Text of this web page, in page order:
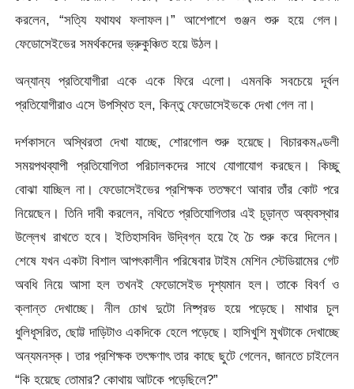
করলেন, “সত্যি যথাযথ ফলাফল।” আশেপাশে গুঞ্জন শুরু হয়ে গেল।
ফেডোসেইভের সমর্থকদের ভ্রুকুঞ্চিত হয়ে উঠল।
অন্যান্য প্রতিযোগীরা একে একে ফিরে এলো। এমনকি সবচেয়ে দূর্বল
প্রতিযোগীরাও এসে উপস্থিত হল, কিন্তু ফেডোসেইভকে দেখা গেল না।
দর্শকাসনে অস্থিরতা দেখা যাচ্ছে, শোরগোল শুরু হয়েছে। বিচারকমণ্ডলী
সময়পথব্যাপী প্রতিযোগিতা পরিচালকদের সাথে যোগাযোগ করছেন। কিচ্ছু
বোঝা যাচ্ছিল না। ফেডোসেইভের প্রশিক্ষক ততক্ষণে আবার তাঁর কোট পরে
নিয়েছেন। তিনি দাবী করলেন, নথিতে প্রতিযোগিতার এই চূড়ান্ত অব্যবস্থার
উল্লেখ রাখতে হবে। ইতিহাসবিদ উদ্বিগ্ন হয়ে হৈ চৈ শুরু করে দিলেন।
শেষে যখন একটা বিশাল আপৎকালীন পরিষেবার টাইম মেশিন স্টেডিয়ামের গেট
অবধি নিয়ে আসা হল তখনই ফেডোসেইভ দৃশ্যমান হল। তাকে বিবর্ণ ও
ক্লান্ত দেখাচ্ছে। নীল চোখ দুটো নিষ্প্রভ হয়ে পড়েছে। মাথার চুল
ধুলিধূসরিত, ছোট্ট দাড়িটাও একদিকে হেলে পড়েছে। হাসিখুশি মুখটাকে দেখাচ্ছে
অন্যমনস্ক। তার প্রশিক্ষক তৎক্ষণাৎ তার কাছে ছুটে গেলেন, জানতে চাইলেন
“কি হয়েছে তোমার? কোথায় আটকে পড়েছিলে?”